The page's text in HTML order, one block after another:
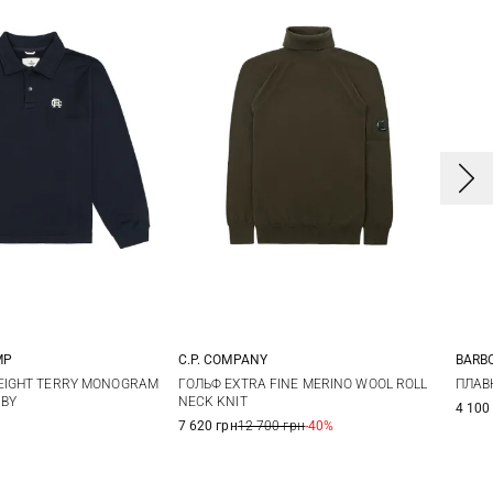
L XL
TERRY MONOGRAM
M L XL XXL
C.P. COMPANY
ГОЛЬФ EXTRA FINE MERINO WOOL ROLL
NECK KNIT
7 620 грн12 700 грн-40%
S
4 100